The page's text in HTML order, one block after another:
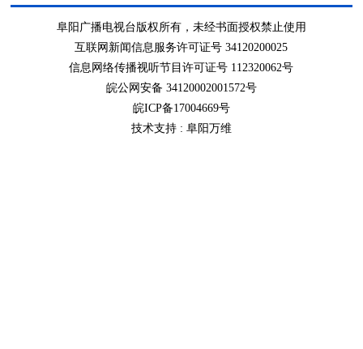
阜阳广播电视台版权所有，未经书面授权禁止使用
互联网新闻信息服务许可证号 34120200025
信息网络传播视听节目许可证号 112320062号
皖公网安备 34120002001572号
皖ICP备17004669号
技术支持 : 阜阳万维